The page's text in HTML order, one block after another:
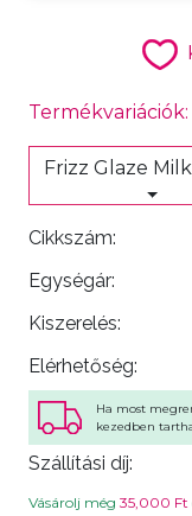
Termékvariációk:
Frizz Glaze
Cikkszám:
Egységár:
Kiszerelés:
Elérhetőség:
Ha most
kezedben
Szállítási díj:
Vásárolj még 35,000 Ft